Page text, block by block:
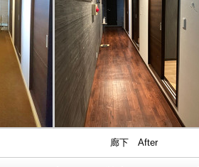
廊下 After